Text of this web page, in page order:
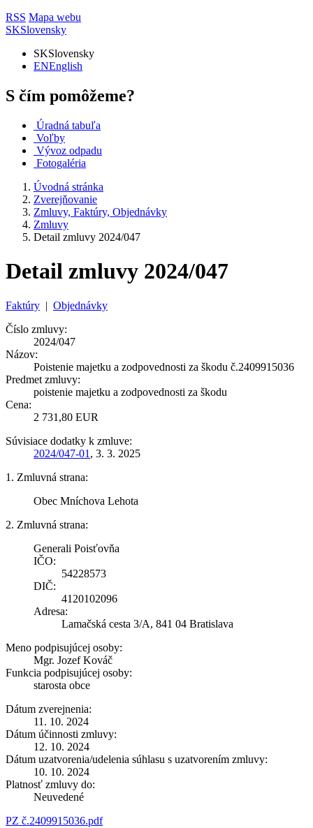
RSS Mapa webu
SKSlovensky
SKSlovensky
ENEnglish
S čím pomôžeme?
Úradná tabuľa
Voľby
Vývoz odpadu
Fotogaléria
Úvodná stránka
Zverejňovanie
Zmluvy, Faktúry, Objednávky
Zmluvy
Detail zmluvy 2024/047
Detail zmluvy 2024/047
Faktúry | Objednávky
Číslo zmluvy:
2024/047
Názov:
Poistenie majetku a zodpovednosti za škodu č.2409915036
Predmet zmluvy:
poistenie majetku a zodpovednosti za škodu
Cena:
2 731,80 EUR
Súvisiace dodatky k zmluve:
2024/047-01 , 3. 3. 2025
1. Zmluvná strana:
Obec Mníchova Lehota
2. Zmluvná strana:
Generali Poisťovňa
IČO:
54228573
DIČ:
4120102096
Adresa:
Lamačská cesta 3/A, 841 04 Bratislava
Meno podpisujúcej osoby:
Mgr. Jozef Kováč
Funkcia podpisujúcej osoby:
starosta obce
Dátum zverejnenia:
11. 10. 2024
Dátum účinnosti zmluvy:
12. 10. 2024
Dátum uzatvorenia/udelenia súhlasu s uzatvorením zmluvy:
10. 10. 2024
Platnosť zmluvy do:
Neuvedené
PZ č.2409915036.pdf